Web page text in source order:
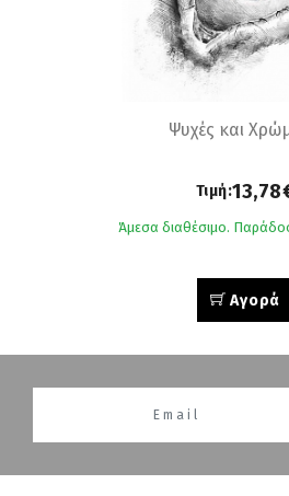
Ψυχές και
Τιμή:
Άμεσα διαθέσιμο.
Αγορά